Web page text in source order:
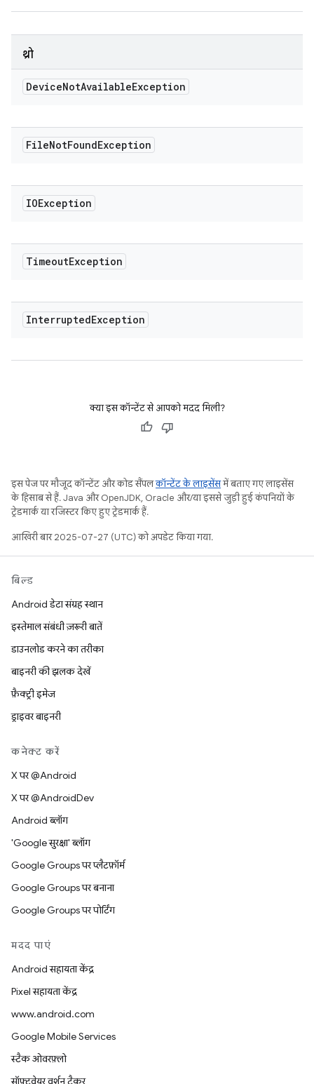
थ्रो
DeviceNotAvailableException
FileNotFoundException
IOException
TimeoutException
InterruptedException
क्या इस कॉन्टेंट से आपको मदद मिली?
इस पेज पर मौजूद कॉन्टेंट और कोड सैंपलकॉन्टेंट के लाइसेंसमें बताए गए लाइसेंस
के हिसाब से हैं. Java और OpenJDK, Oracle और/या इससे जुड़ी हुई कंपनियों के
ट्रेडमार्क या रजिस्टर किए हुए ट्रेडमार्क हैं.
आखिरी बार 2025-07-27 (UTC) को अपडेट किया गया.
बिल्ड
Android डेटा संग्रह स्थान
इस्तेमाल संबंधी ज़रूरी बातें
डाउनलोड करने का तरीका
बाइनरी की झलक देखें
फ़ैक्ट्री इमेज
ड्राइवर बाइनरी
कनेक्ट करें
X पर @Android
X पर @AndroidDev
Android ब्लॉग
'Google सुरक्षा' ब्लॉग
Google Groups पर प्लैटफ़ॉर्म
Google Groups पर बनाना
Google Groups पर पोर्टिंग
मदद पाएं
Android सहायता केंद्र
Pixel सहायता केंद्र
www.android.com
Google Mobile Services
स्टैक ओवरफ़्लो
सॉफ़्टवेयर वर्शन ट्रैकर